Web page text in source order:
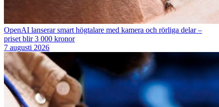
OpenAI lanserar smart högtalare med kamera och rörliga delar –
priset blir 3 000 kronor
7 augusti 2026